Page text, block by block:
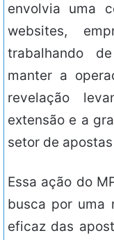
envolvia uma
websites,
trabalhando
manter a
revelação
extensão e a
setor de
Essa ação do
busca por uma
eficaz das